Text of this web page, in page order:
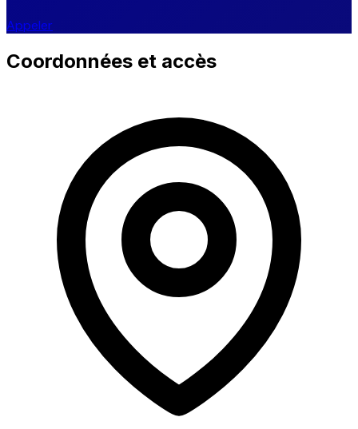
Appeler
Coordonnées et accès